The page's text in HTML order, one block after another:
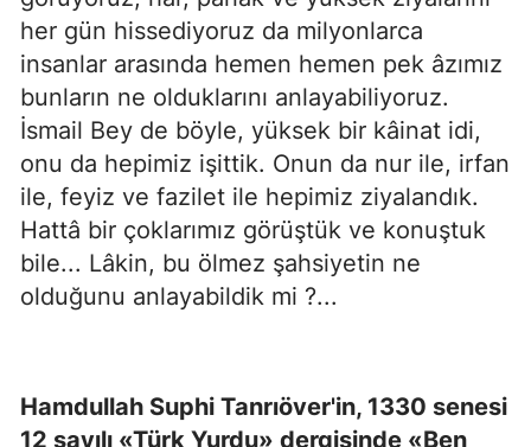
her gün hissediyoruz da milyonlarca
insanlar arasında hemen hemen pek âzımız
bunların ne olduklarını anlayabiliyoruz.
İsmail Bey de böyle, yüksek bir kâinat idi,
onu da hepimiz işittik. Onun da nur ile, irfan
ile, feyiz ve fazilet ile hepimiz ziyalandık.
Hattâ bir çoklarımız görüştük ve konuştuk
bile... Lâkin, bu ölmez şahsiyetin ne
olduğunu anlayabildik mi ?...
Hamdullah Suphi Tanrıöver'in, 1330 senesi
12 sayılı «Türk Yurdu» dergisinde «Ben